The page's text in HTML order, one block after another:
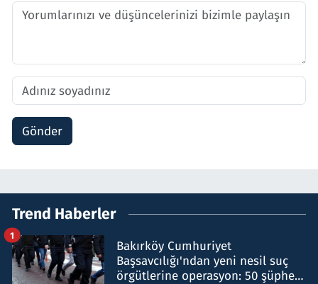
Gönder
Trend Haberler
Bakırköy Cumhuriyet
Başsavcılığı'ndan yeni nesil suç
örgütlerine operasyon: 50 şüpheli
1